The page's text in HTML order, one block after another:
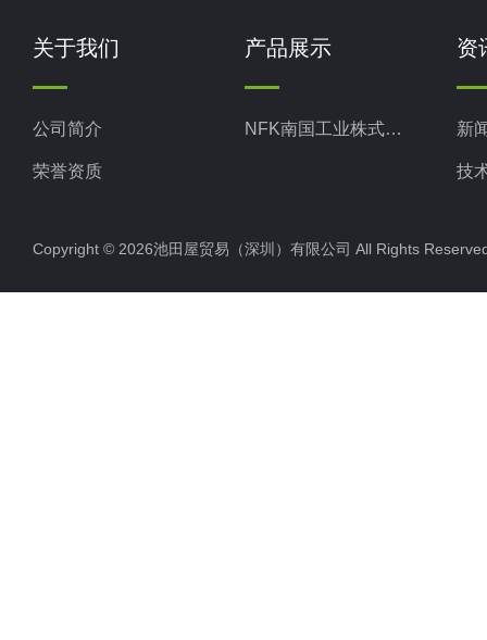
关于我们
公司简介
荣誉资质
产品展示
NFK南国工业株式会社
资
新
技
Copyright © 2026池田屋贸易（深圳）有限公司 All Rights